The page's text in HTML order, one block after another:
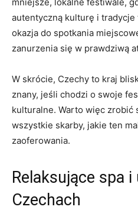
autentyczną kulturę i tradycje
okazja ⁢do ‌spotkania
⁢zanurzenia się⁢ w prawdziwą
W⁢ skrócie, ‌Czechy to ⁢kraj​
‌znany, jeśli chodzi o swoje
kulturalne. Warto więc zrobić
⁤wszystkie ‌skarby, jakie ⁣ten​
zaoferowania.
Relaksujące spa⁤
Czechach